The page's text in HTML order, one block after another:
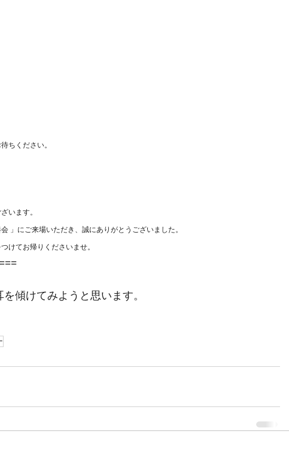
ちください。
います。
」にご来場いただき、誠にありがとうございました。
けてお帰りくださいませ。
傾けてみようと思います。